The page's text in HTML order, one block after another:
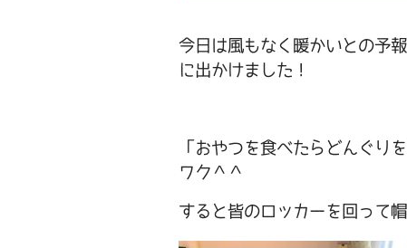
今日は風もなく暖かいとの予
に出かけました！
「おやつを食べたらどんぐり
ワク＾＾
すると皆のロッカーを回って